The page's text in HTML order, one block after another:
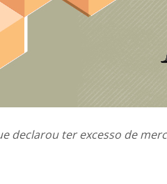
declarou ter excesso de